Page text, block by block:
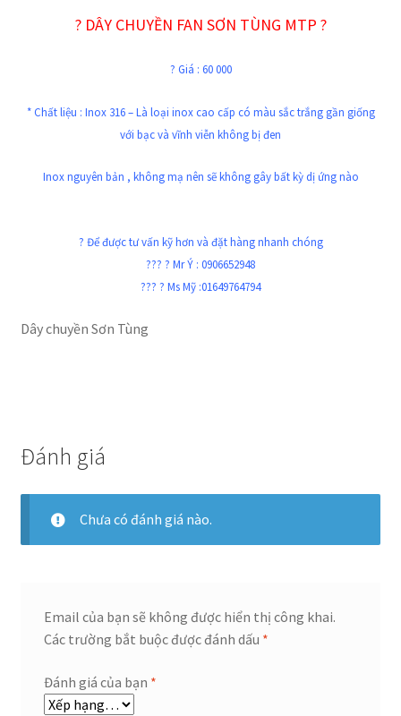
? DÂY CHUYỀN FAN SƠN TÙNG MTP ?
? Giá : 60 000
* Chất liệu : Inox 316 – Là loại inox cao cấp có màu sắc trắng gần giống
với bạcvà vĩnh viễn không bị đen
Inox nguyên bản , không mạ nên sẽ không gây bất kỳ dị ứng nào
? Để được tư vấn kỹ hơn và đặt hàng nhanh chóng
??? ? Mr Ý : 0906652948
??? ? Ms Mỹ :01649764794
Dây chuyền Sơn Tùng
Đánh giá
Chưa có đánh giá nào.
Email của bạn sẽ không được hiển thị công khai.
Các trường bắt buộc được đánh dấu *
Đánh giá của bạn *